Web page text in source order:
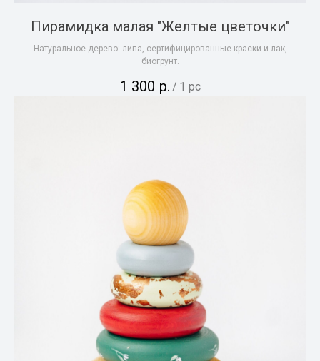
Пирамидка малая "Желтые цветочки"
Натуральное дерево: липа, сертифицированные краски и лак,
биогрунт.
1 300 р. / 1 pc